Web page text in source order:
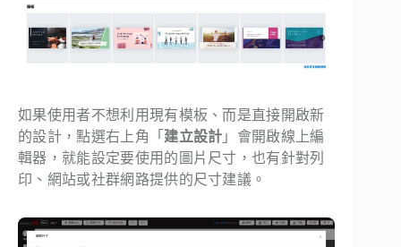
如果使用者不想利用現有模板、而是直接開啟新
的設計，點選右上角「 建立設計 」會開啟線上編
輯器，就能設定要使用的圖片尺寸，也有針對列
印、網站或社群網路提供的尺寸建議。